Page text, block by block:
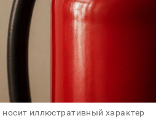
иллюстративный характер